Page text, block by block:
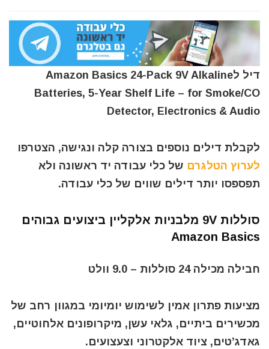
דיל לAmazon Basics 24-Pack 9V Alkaline
Batteries, 5-Year Shelf Life – for Smoke/CO
Detector, Electronics & Audio
לקבלת דילים נוספים בצורה קלה ונגישה, הצטרפו
לערוץ הטלגרם של כלי עבודה יד ראשונה ולא
תפספסו יותר דילים שווים של כלי עבודה.
סוללות 9V מלבניות אלקליין ביצועים גבוהים
Amazon Basics
חבילה מכילה 24 סוללות – 9.0 וולט
מציעות פתרון אמין לשימוש יומיומי במגוון רחב של
מכשירים ביתיים, גלאי עשן, מיקרופונים אלחוטיים,
גאדג’טים, ציוד אלקטרוני וצעצועים.